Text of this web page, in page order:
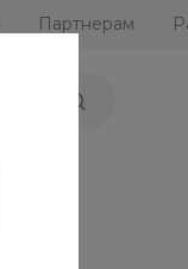
Партнерам